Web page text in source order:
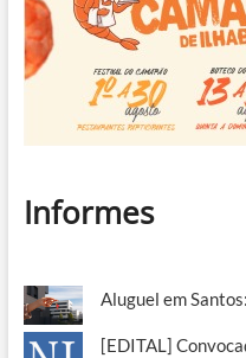
Informes
Aluguel em
[EDITAL]